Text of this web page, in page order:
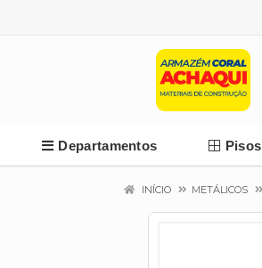
Departamentos Pisos
INÍCIO METÁLICOS